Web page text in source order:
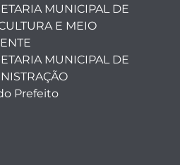
MUNICIPAL DE
E MEIO
MUNICIPAL DE
Prefeito